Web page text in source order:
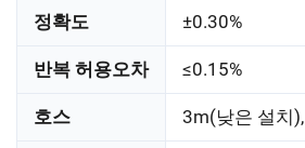
정확도 ±0.30%
반복 허용오차 ≤0.15%
호스 3m(낮은 설치